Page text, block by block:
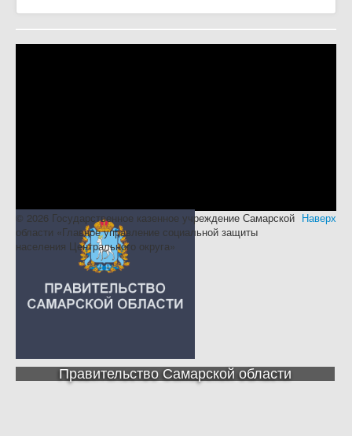
Правительство Самарской области
Наверх
© 2026 Государственное казенное учреждение Самарской
области «Главное управление социальной защиты
населения Центрального округа»